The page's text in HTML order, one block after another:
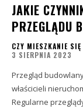
JAKIE
PRZEGLĄDU
CZY MIESZKANIE SIĘ
3 SIERPNIA 2023
Przegląd
właścicieli
Regularne